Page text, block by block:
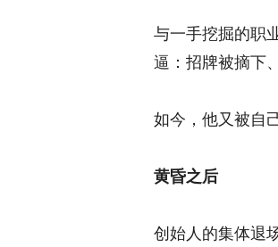
与一手挖掘的职
逼：招牌被摘下
如今，他又被自
黄昏之后
创始人的集体退